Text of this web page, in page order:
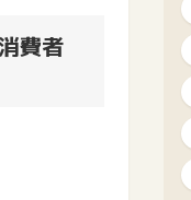
費者